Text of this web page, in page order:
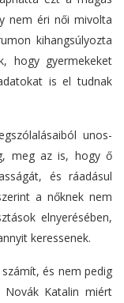
nem éri női mivolta
kihangsúlyozta
hogy gyermekeket
is el tudnak
unos-
meg az is, hogy ő
és ráadásul
a nőknek nem
elnyerésében,
keressenek.
és nem pedig
Katalin miért